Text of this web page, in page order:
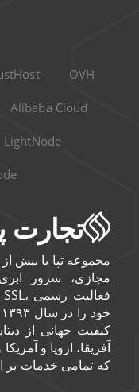
OVH
Alibaba Cloud
LightNode
تجارت
مجموعه تپا با بیش
مجازی، سرور
کیفیت جهانی از
آفریقا، اروپا و
که تمامی خدمات بر